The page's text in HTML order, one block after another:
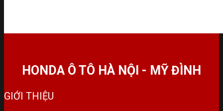
HONDA Ô TÔ HÀ NỘI - MỸ ĐÌNH
GIỚI THIỆU